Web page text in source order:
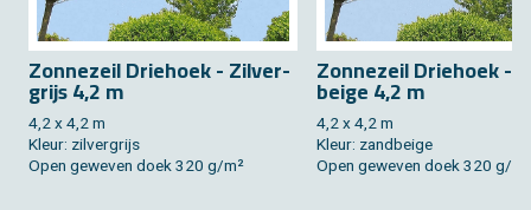
Zon­ne­zeil Drie­hoek - Zil­ver­
grijs 4,2 m
4,2 x 4,2 m
Kleur: zil­ver­grijs
Open ge­we­ven doek 320 g/m²
Zon­ne­zeil Drie­hoek -
bei­ge 4,2 m
4,2 x 4,2 m
Kleur: zand­bei­ge
Open ge­we­ven doek 320 g/